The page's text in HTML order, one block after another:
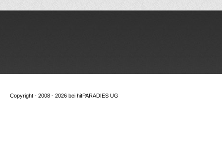
Copyright - 2008 - 2026 bei hitPARADIES UG